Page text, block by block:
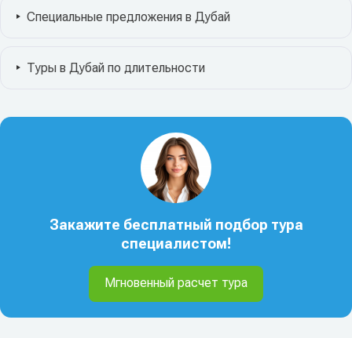
Специальные предложения в Дубай
Туры в Дубай по длительности
Закажите бесплатный подбор тура
специалистом!
Мгновенный расчет тура